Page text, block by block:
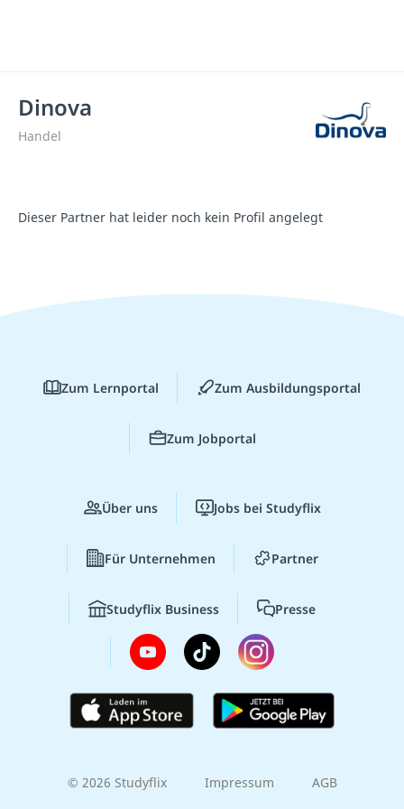
Dinova
Handel
Dieser Partner hat leider noch kein Profil angelegt
Zum Lernportal Zum Ausbildungsportal
Zum Jobportal
Über uns Jobs bei Studyflix
Für Unternehmen Partner
Studyflix Business Presse
© 2026 Studyflix Impressum AGB